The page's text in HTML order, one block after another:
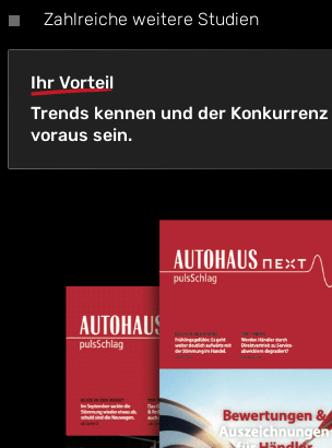
Zahlreiche weitere Studien
Ihr Vorteil
Trends kennen und der
voraus sein.